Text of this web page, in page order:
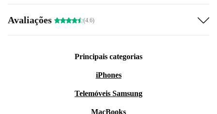
Avaliações (4.6)
Principais categorias
iPhones
Telemóveis Samsung
MacBooks